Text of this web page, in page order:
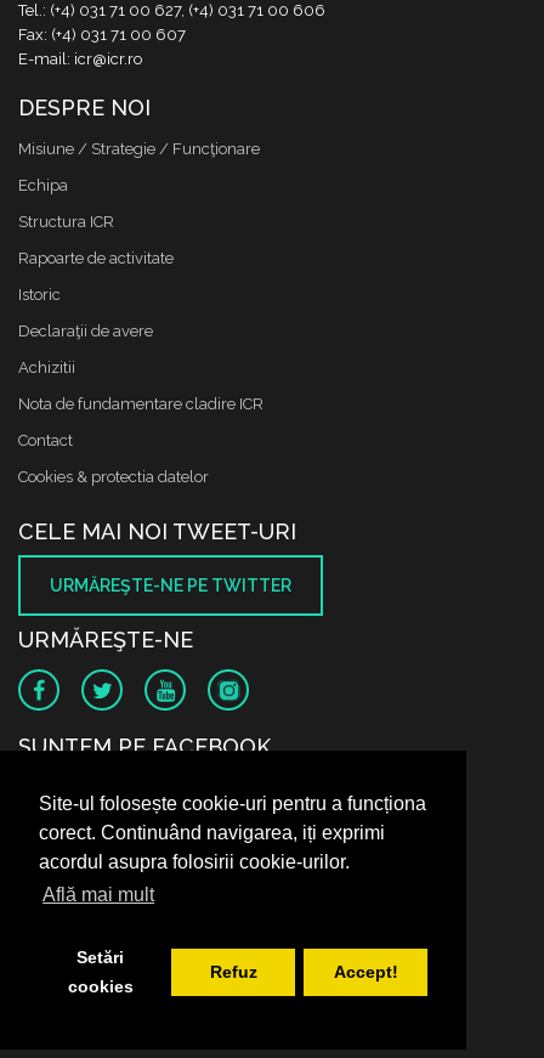
Site-ul folosește cookie-uri pentru a funcționa
corect. Continuând navigarea, iți exprimi
acordul asupra folosirii cookie-urilor.
Află mai mult
Setări
cookies
Refuz Accept!
Tel.: (+4) 031 71 00 627, (+4) 031 71 00 606
Fax: (+4) 031 71 00 607
E-mail: icr@icr.ro
DESPRE NOI
Misiune / Strategie / Funcţionare
Echipa
Structura ICR
Rapoarte de activitate
Istoric
Declaraţii de avere
Achizitii
Nota de fundamentare cladire ICR
Contact
Cookies & protectia datelor
CELE MAI NOI TWEET-URI
URMĂREŞTE-NE PE TWITTER
URMĂREŞTE-NE
SUNTEM PE FACEBOOK